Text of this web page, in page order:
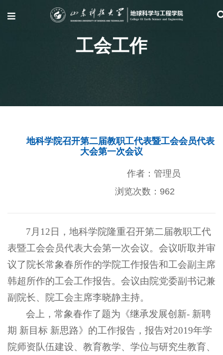
工会工作
地科学院召开第二届教职工代表暨工会会员代表
大会第一次会议
作者：管理员
浏览次数： 962
7月12日，地科学院隆重召开第二届教职工代
表暨工会会员代表大会第一次会议。会议听取并审
议了院长常象春所作的学院工作报告和工会副主席
韩超所作的工会工作报告。会议由院党委副书记兼
副院长、院工会主席李晓静主持。
会上，常象春作了题为《继承发展创新- 新聘
期 新目标 新思路》的工作报告，报告对2019年学
院师资队伍建设、教育教学、学位与研究生教育、